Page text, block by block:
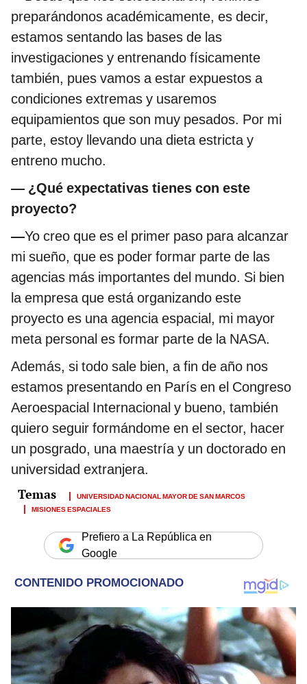
preparándonos académicamente, es decir,
estamos sentando las bases de las
investigaciones y entrenando físicamente
también, pues vamos a estar expuestos a
condiciones extremas y usaremos
equipamientos que son muy pesados. Por mi
parte, estoy llevando una dieta estricta y
entreno mucho.
— ¿Qué expectativas tienes con este
proyecto?
—Yo creo que es el primer paso para alcanzar
mi sueño, que es poder formar parte de las
agencias más importantes del mundo. Si bien
la empresa que está organizando este
proyecto es una agencia espacial, mi mayor
meta personal es formar parte de la NASA.
Además, si todo sale bien, a fin de año nos
estamos presentando en París en el Congreso
Aeroespacial Internacional y bueno, también
quiero seguir formándome en el sector, hacer
un posgrado, una maestría y un doctorado en
universidad extranjera.
UNIVERSIDAD NACIONAL MAYOR DE SAN MARCOS
MISIONES ESPACIALES
Prefiero a La República en
Google